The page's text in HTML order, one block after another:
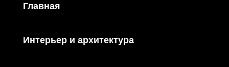
Главная
Интерьер и архитектура